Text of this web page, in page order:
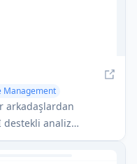
Management
arkadaşlardan
destekli analiz
yardımcı olan